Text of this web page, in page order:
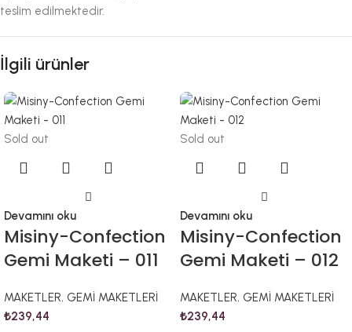
teslim edilmektedir.
İlgili ürünler
Sold out
Devamını oku
Misiny-Confection
Gemi Maketi – 011
MAKETLER, GEMİ MAKETLERİ
₺239,44
Sold out
Devamını oku
Misiny-Confection
Gemi Maketi – 012
MAKETLER, GEMİ MAKETLERİ
₺239,44